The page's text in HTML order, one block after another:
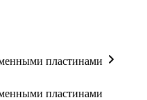
пластинами
пластинами